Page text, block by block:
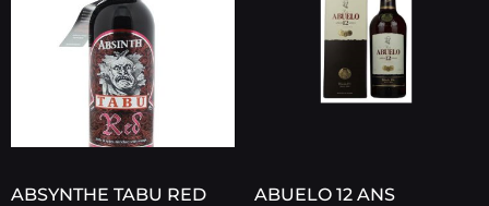
ABSYNTHE TABU RED ABUELO 12 ANS